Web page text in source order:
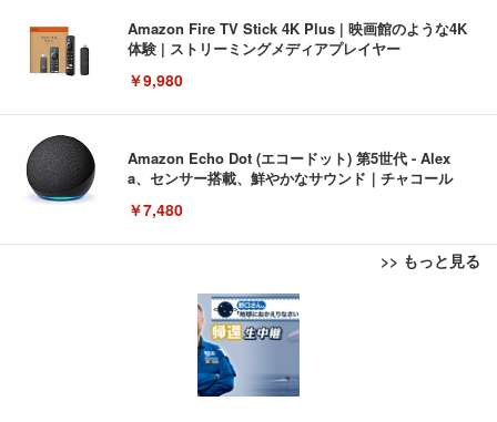
Amazon Fire TV Stick 4K Plus | 映画館のような4K
体験 | ストリーミングメディアプレイヤー
￥9,980
Amazon Echo Dot (エコードット) 第5世代 - Alex
a、センサー搭載、鮮やかなサウンド｜チャコール
￥7,480
>> もっと見る
[EdoErgo] オフィスチェア 椅子 テレワーク 疲れな
い 跳ね上げ式アームレスト コンパクト 約105度ロッ
キング pc 事務椅子 360度回転 座面昇降 強化ナイロ
ン樹脂ベース 通気性メッシュ 在宅ワーク H-WY01
(黒網+黒枠+黒足)
EIZO ビジネス向けプレミアムモニター | FlexScan
EV3240X-WT | 31.5型4K UHD・USB Type-C・ホワ
￥105,595
Amazonベーシック ペットシーツ 薄型 レギュラー 1
回使い捨て 無香料 ホワイト 300枚